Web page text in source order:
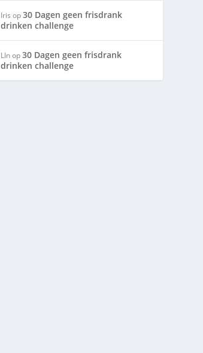
Iris op30 Dagen geen frisdrank
drinken challenge
LInop30 Dagen geen frisdrank
drinken challenge